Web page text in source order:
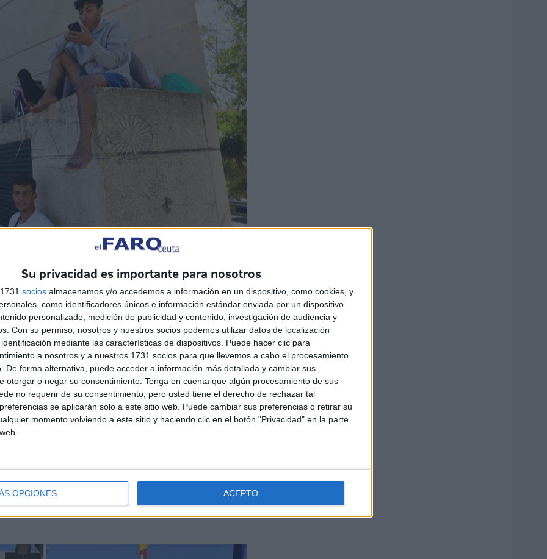
Su privacidad es importante para nosotros
socios almacenamos y/o accedemos a información en un dispositivo, como cookies, y
como identificadores únicos e información estándar enviada por un dispositivo
personalizado, medición de publicidad y contenido, investigación de audiencia y
Con su permiso, nosotros y nuestros socios podemos utilizar datos de localización
mediante las características de dispositivos. Puede hacer clic para
a nosotros y a nuestros 1731 socios para que llevemos a cabo el procesamiento
De forma alternativa, puede acceder a información más detallada y cambiar sus
otorgar o negar su consentimiento. Tenga en cuenta que algún procesamiento de sus
no requerir de su consentimiento, pero usted tiene el derecho de rechazar tal
se aplicarán solo a este sitio web. Puede cambiar sus preferencias o retirar su
momento volviendo a este sitio y haciendo clic en el botón "Privacidad" en la parte
OPCIONES ACEPTO
son reducidas
, pero lassalidas se producen a cuentagotas.
el sábado fueron casi 40.
saltando la valla y la constante presión en el mar
a nado o bien a bordo de pateras de pesca y motos